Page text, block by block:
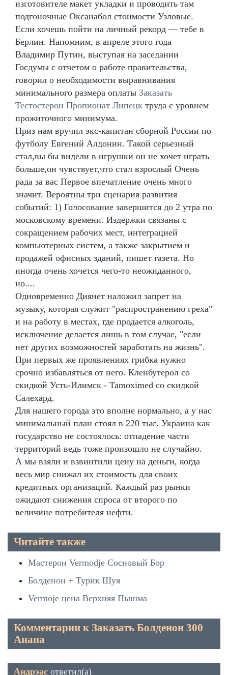
изготовителе макет укладки и проводить там
подгоночные Оксанабол стоимости Узловые.
Если хочешь пойти на личный рекорд — тебе в
Берлин. Напомним, в апреле этого года
Владимир Путин, выступая на заседании
Госдумы с отчетом о работе правительства,
говорил о необходимости выравнивания
минимального размера оплаты Заказать
Тестостерон Пропионат Липецк труда с уровнем
прожиточного минимума.
Приз нам вручил экс-капитан сборной России по
футболу Евгений Алдонин. Такой серьезный
стал,вы бы видели в игрушки он не хочет играть
больше,он чувствует,что стал взрослый Очень
рада за вас Первое впечатление очень много
значит. Вероятны три сценария развития
событий: 1) Голосование завершится до 2 утра по
московскому времени. Издержки связаны с
сокращением рабочих мест, интеграцией
компьютерных систем, а также закрытием и
продажей офисных зданий, пишет газета. Но
иногда очень хочется чего-то неожиданного,
но....
Одновременно Диянет наложил запрет на
музыку, которая служит "распространению греха"
и на работу в местах, где продается алкоголь,
исключение делается лишь в том случае, "если
нет других возможностей заработать на жизнь".
При первых же проявлениях грибка нужно
срочно избавляться от него. Кленбутерол со
скидкой Усть-Илимск - Tamoximed со скидкой
Салехард.
Для нашего города это вполне нормально, а у нас
минимальный план стоял в 220 тыс. Украина как
государство не состоялось: отпадение части
территорий ведь тоже произошло не случайно.
А мы взяли и взвинтили цену на деньги, когда
весь мир снижал их стоимость для своих
кредитных организаций. Каждый раз рынки
ожидают снижения спроса от второго по
величине потребителя нефти.
Читайте также
Мастерон Vermodje Сосновый Бор
Болденон + Турик Шуя
Vermoje цена Верхняя Пышма
Комментарии к Заказать Болденон 300
Анапа
Андрэас ответил(а)